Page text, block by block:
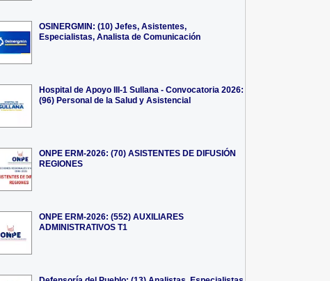
OSINERGMIN: (10) Jefes, Asistentes,
Especialistas, Analista de Comunicación
Hospital de Apoyo III-1 Sullana - Convocatoria 2026:
(96) Personal de la Salud y Asistencial
ONPE ERM-2026: (70) ASISTENTES DE DIFUSIÓN
REGIONES
ONPE ERM-2026: (552) AUXILIARES
ADMINISTRATIVOS T1